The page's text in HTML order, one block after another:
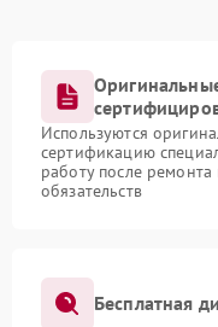
Используются
сертификацию
работу после
обязательств
Бесплатная